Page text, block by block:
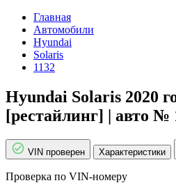
Главная
Автомобили
Hyundai
Solaris
1132
Hyundai Solaris 2020
[рестайлинг] | авто №
VIN проверен Характеристики
Проверка по VIN-номеру